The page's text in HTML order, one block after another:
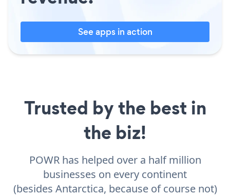
See apps in action
Trusted by the best in
the biz!
POWR has helped over a half million
businesses on every continent
(besides Antarctica, because of course not)